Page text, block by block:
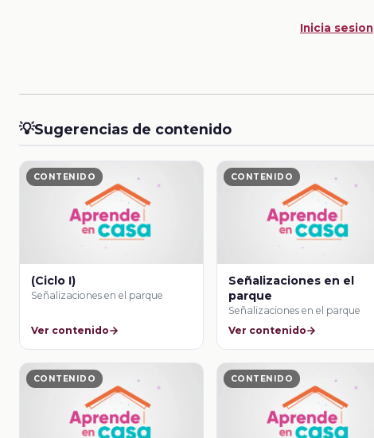
Inicia sesion
💡Sugerencias de contenido
CONTENIDO
(Ciclo I)
Señalizaciones en el parque
Ver contenido
CONTENIDO
Señalizaciones en el
parque
Señalizaciones en el parque
Ver contenido
CONTENIDO CONTENIDO